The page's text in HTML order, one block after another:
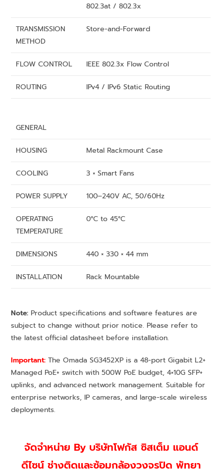
802.3at / 802.3x
TRANSMISSION
METHOD
Store-and-Forward
FLOW CONTROL IEEE 802.3x Flow Control
ROUTING IPv4 / IPv6 Static Routing
GENERAL
HOUSING Metal Rackmount Case
COOLING 3 × Smart Fans
POWER SUPPLY 100–240V AC, 50/60Hz
OPERATING
TEMPERATURE
0°C to 45°C
DIMENSIONS 440 × 330 × 44 mm
INSTALLATION Rack Mountable
Note: Product specifications and software features are
subject to change without prior notice. Please refer to
the latest official datasheet before installation.
Important: The Omada SG3452XP is a 48-port Gigabit L2+
Managed PoE+ switch with 500W PoE budget, 4×10G SFP+
uplinks, and advanced network management. Suitable for
enterprise networks, IP cameras, and large-scale wireless
deployments.
จัดจำหน่าย By บริษัทโฟกัส ซิสเต็ม แอนด์
ดีไซน์ ช่างติดเเละซ้อมกล้องวงจรปิด พัทยา